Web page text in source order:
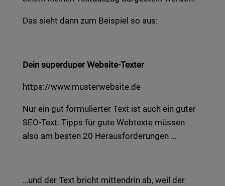
Das sieht dann zum Bei­spiel so aus:
Dein super­du­per Web­site-Tex­ter
https://www.musterwebsite.de
Nur ein gut for­mu­lier­ter Text ist auch ein guter
SEO-Text. Tipps für gute Web­tex­te müs­sen
also am bes­ten 20 Her­aus­for­de­run­gen …
…und der Text bricht mit­ten­drin ab, weil der